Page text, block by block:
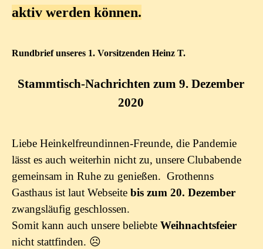
aktiv werden können.
Rundbrief unseres 1. Vorsitzenden Heinz T.
Stammtisch-Nachrichten zum 9. Dezember
2020
Liebe Heinkelfreundinnen-Freunde, die Pandemie
lässt es auch weiterhin nicht zu, unsere Clubabende
gemeinsam in Ruhe zu genießen. Grothenns
Gasthaus ist laut Webseite bis zum 20. Dezember
zwangsläufig geschlossen.
Somit kann auch unsere beliebte Weihnachtsfeier
nicht stattfinden. ☹